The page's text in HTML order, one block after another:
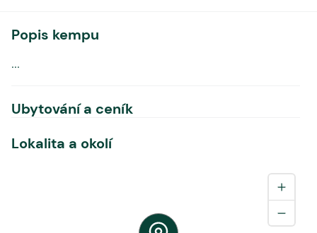
Popis kempu
...
Ubytování a ceník
Lokalita a okolí